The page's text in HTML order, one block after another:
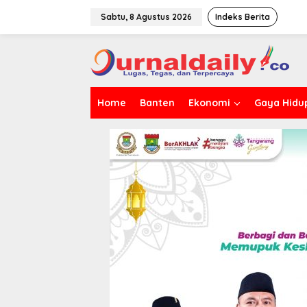
Sabtu, 8 Agustus 2026 Indeks Berita
Home Banten Ekonomi Gaya